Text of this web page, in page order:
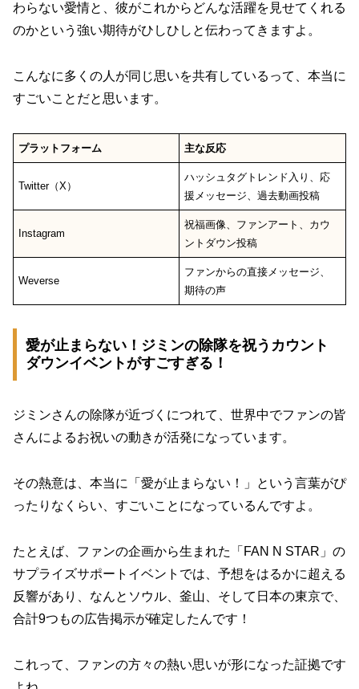
わらない愛情と、彼がこれからどんな活躍を見せてくれる
のかという強い期待がひしひしと伝わってきますよ。
こんなに多くの人が同じ思いを共有しているって、本当に
すごいことだと思います。
プラットフォーム 主な反応
Twitter（X）
ハッシュタグトレンド入り、応
援メッセージ、過去動画投稿
Instagram
祝福画像、ファンアート、カウ
ントダウン投稿
Weverse
ファンからの直接メッセージ、
期待の声
愛が止まらない！ジミンの除隊を祝うカウント
ダウンイベントがすごすぎる！
ジミンさんの除隊が近づくにつれて、世界中でファンの皆
さんによるお祝いの動きが活発になっています。
その熱意は、本当に「愛が止まらない！」という言葉がぴ
ったりなくらい、すごいことになっているんですよ。
たとえば、ファンの企画から生まれた「FAN N STAR」の
サプライズサポートイベントでは、予想をはるかに超える
反響があり、なんとソウル、釜山、そして日本の東京で、
合計9つもの広告掲示が確定したんです！
これって、ファンの方々の熱い思いが形になった証拠です